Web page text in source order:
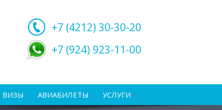
+7 (4212) 30-30-20
+7 (924) 923-11-00
ВИЗЫ АВИАБИЛЕТЫ УСЛУГИ